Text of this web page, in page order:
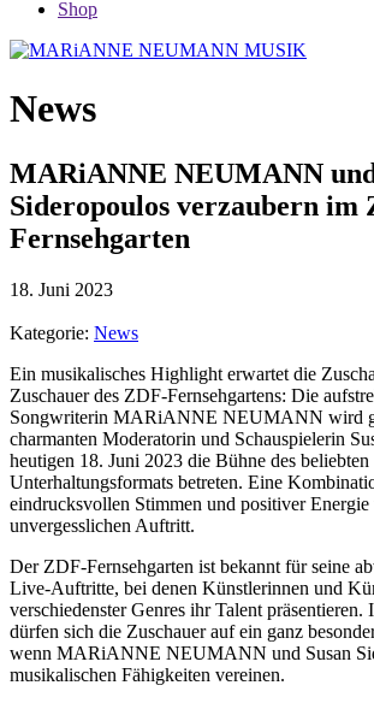
Shop
News
MARiANNE NEUMANN
Sideropoulos verzaubern im
Fernsehgarten
18. Juni 2023
Kategorie: News
Ein musikalisches Highlight erwartet die
Zuschauer des ZDF-Fernsehgartens: Die
Songwriterin MARiANNE NEUMANN wird
charmanten Moderatorin und Schauspielerin
heutigen 18. Juni 2023 die Bühne des beliebten
Unterhaltungsformats betreten. Eine
eindrucksvollen Stimmen und positiver Energie
unvergesslichen Auftritt.
Der ZDF-Fernsehgarten ist bekannt für seine
Live-Auftritte, bei denen Künstlerinnen und
verschiedenster Genres ihr Talent präsentieren.
dürfen sich die Zuschauer auf ein ganz
wenn MARiANNE NEUMANN und Susan
musikalischen Fähigkeiten vereinen.